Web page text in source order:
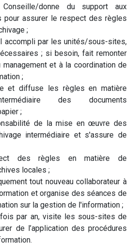
Conseille/donne du support aux
pour assurer le respect des règles
;
accompli par les unités/sous-sites,
; si besoin, fait remonter
et à la coordination de
;
et diffuse les règles en matière
des documents
;
de la mise en œuvre des
intermédiaire et s'assure de
des règles en matière de
locales ;
tout nouveau collaborateur à
et organise des séances de
sur la gestion de l'information ;
fois par an, visite les sous-sites de
de l’application des procédures